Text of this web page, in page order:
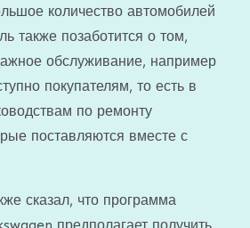
количество автомобилей
также позаботится о том,
обслуживание, например
покупателям, то есть в
по ремонту
поставляются вместе с
сказал, что программа